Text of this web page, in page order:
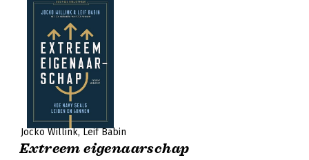
Jocko Willink Leif Babin
Extreem eigenaarschap